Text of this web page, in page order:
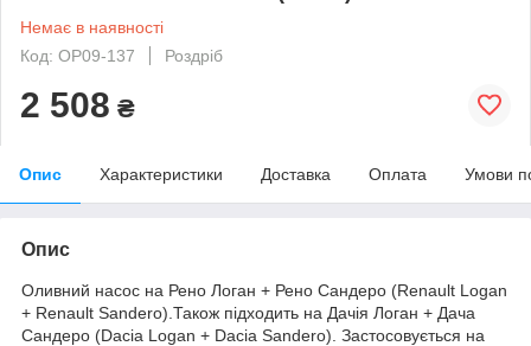
Немає в наявності
Код: OP09-137
Роздріб
2 508 ₴
Опис Характеристики Доставка Оплата Умови
Опис
Оливний насос на Рено Логан + Рено Сандеро (Renault Logan
+ Renault Sandero).Також підходить на Дачія Логан + Дача
Сандеро (Dacia Logan + Dacia Sandero). Застосовується на